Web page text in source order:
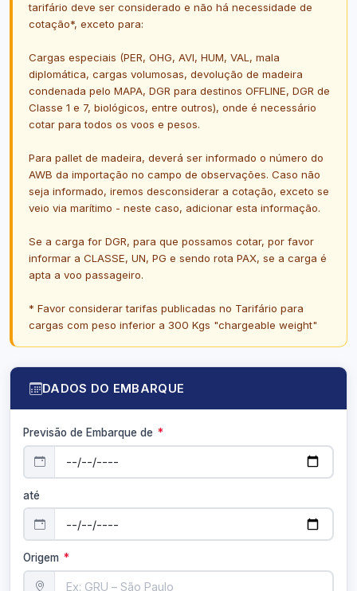
tarifário deve ser considerado e não há necessidade de
cotação*, exceto para:
Cargas especiais (PER, OHG, AVI, HUM, VAL, mala
diplomática, cargas volumosas, devolução de madeira
condenada pelo MAPA, DGR para destinos OFFLINE, DGR de
Classe 1 e 7, biológicos, entre outros), onde é necessário
cotar para todos os voos e pesos.
Para pallet de madeira, deverá ser informado o número do
AWB da importação no campo de observações. Caso não
seja informado, iremos desconsiderar a cotação, exceto se
veio via marítimo - neste caso, adicionar esta informação.
Se a carga for DGR, para que possamos cotar, por favor
informar a CLASSE, UN, PG e sendo rota PAX, se a carga é
apta a voo passageiro.
* Favor considerar tarifas publicadas no Tarifário para
cargas com peso inferior a 300 Kgs "chargeable weight"
DADOS DO EMBARQUE
Previsão de Embarque de *
até
Origem *